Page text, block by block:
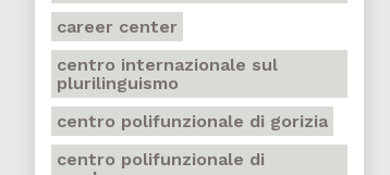
career center
centro internazionale sul
plurilinguismo
centro polifunzionale di gorizia
centro polifunzionale di